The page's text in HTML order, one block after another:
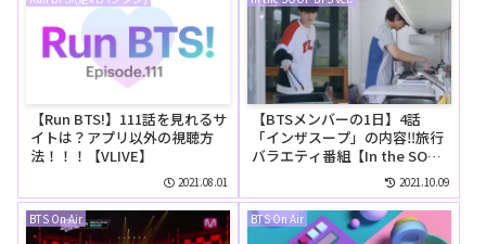
【Run BTS!】111話を見れるサ
イトは？アプリ以外の視聴方
法！！！【VLIVE】
2021.08.01
【BTSメンバーの1日】4話
「インザスープ」の内容‼旅行
バラエティ番組【In the SOOP
2021.10.09
BTS On Air BTS On Air